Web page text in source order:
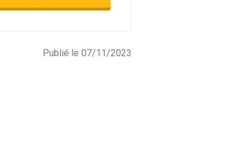
Publié le 07/11/2023